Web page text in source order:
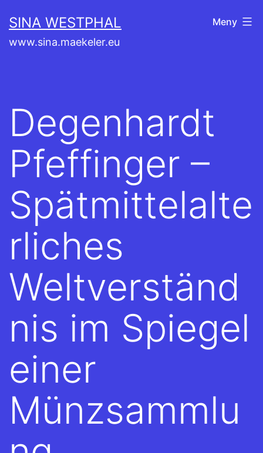
till
innehåll
SINA WESTPHAL
www.sina.maekeler.eu
Meny
Degenhardt
Pfeffinger –
Spätmittelalte
rliches
Weltverständ
nis im Spiegel
einer
Münzsammlu